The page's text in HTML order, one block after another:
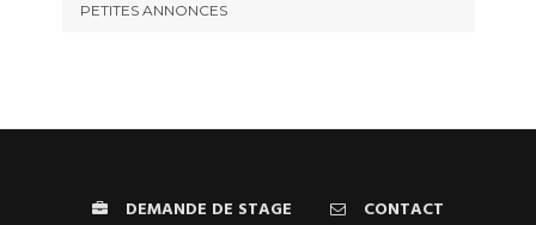
PETITES ANNONCES
DEMANDE DE STAGE CONTACT